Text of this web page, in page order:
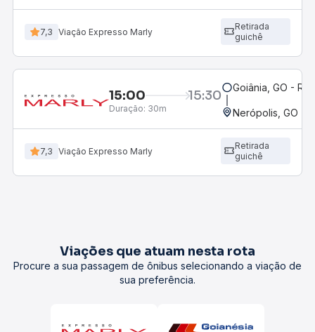
7,3 Viação Expresso Marly
Retirada
guichê
15:00 15:30
Duração: 30m
Goiânia, GO -
Nerópolis, GO -
7,3 Viação Expresso Marly
Retirada
guichê
Viações que atuam nesta rota
Procure a sua passagem de ônibus selecionando a viação de
sua preferência.